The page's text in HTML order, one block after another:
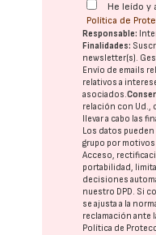
He leído y
Política de
Responsable:
Finalidades:
newsletter(s).
Envío de emails
relativos a
asociados.
relación con Ud.,
llevar a cabo las
Los datos
grupo por
Acceso,
portabilidad,
decisiones
nuestro DPD. Si
se ajusta a la
reclamación ante
Política de